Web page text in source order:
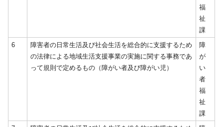
福
祉
課
6
障害者の日常生活及び社会生活を総合的に支援するため
の法律による地域生活支援事業の実施に関する事務であ
って規則で定めるもの（障がい者及び障がい児）
障
が
い
者
福
祉
課